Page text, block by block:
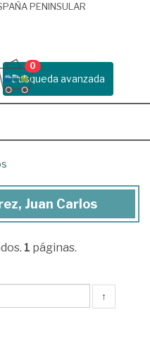
PENINSULAR
Busqueda avanzada
0
Juan Carlos
1 páginas.
↑